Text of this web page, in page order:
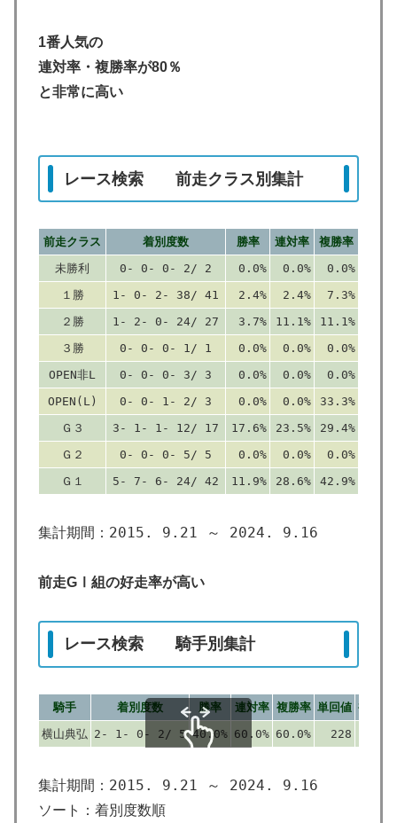
1番人気の
連対率・複勝率が80％
と非常に高い
レース検索 前走クラス別集計
前走クラス 着別度数 勝率 連対率
複勝率
未勝利
0- 0- 0- 2/ 2 0.0% 0.0%
0.0%
１勝
1- 0- 2- 38/ 41 2.4% 2.4%
7.3%
２勝
1- 2- 0- 24/ 27 3.7% 11.1%
11.1%
３勝
0- 0- 0- 1/ 1 0.0% 0.0%
0.0%
OPEN非L
0- 0- 0- 3/ 3 0.0% 0.0%
0.0%
OPEN(L)
0- 0- 1- 2/ 3 0.0% 0.0%
33.3%
Ｇ３
3- 1- 1- 12/ 17 17.6% 23.5%
29.4%
Ｇ２
0- 0- 0- 5/ 5 0.0% 0.0%
0.0%
Ｇ１
5- 7- 6- 24/ 42 11.9% 28.6% 42.9%
集計期間：2015. 9.21 ～ 2024. 9.16
前走GⅠ組の好走率が高い
レース検索 騎手別集計
騎手 着別度数 勝率 連対率 複勝率 単回値 複回値
横山典弘 2- 1- 0- 2/ 5 40.0% 60.0% 60.0% 228
集計期間：2015. 9.21 ～ 2024. 9.16
ソート：着別度数順